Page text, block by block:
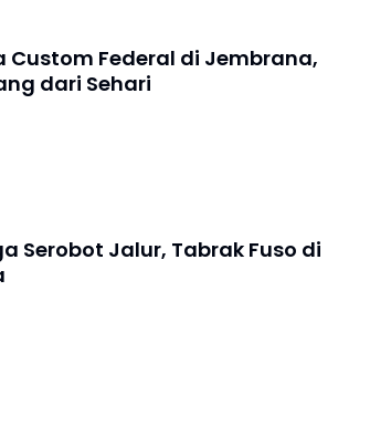
Custom Federal di Jembrana,
dari Sehari
Serobot Jalur, Tabrak Fuso di